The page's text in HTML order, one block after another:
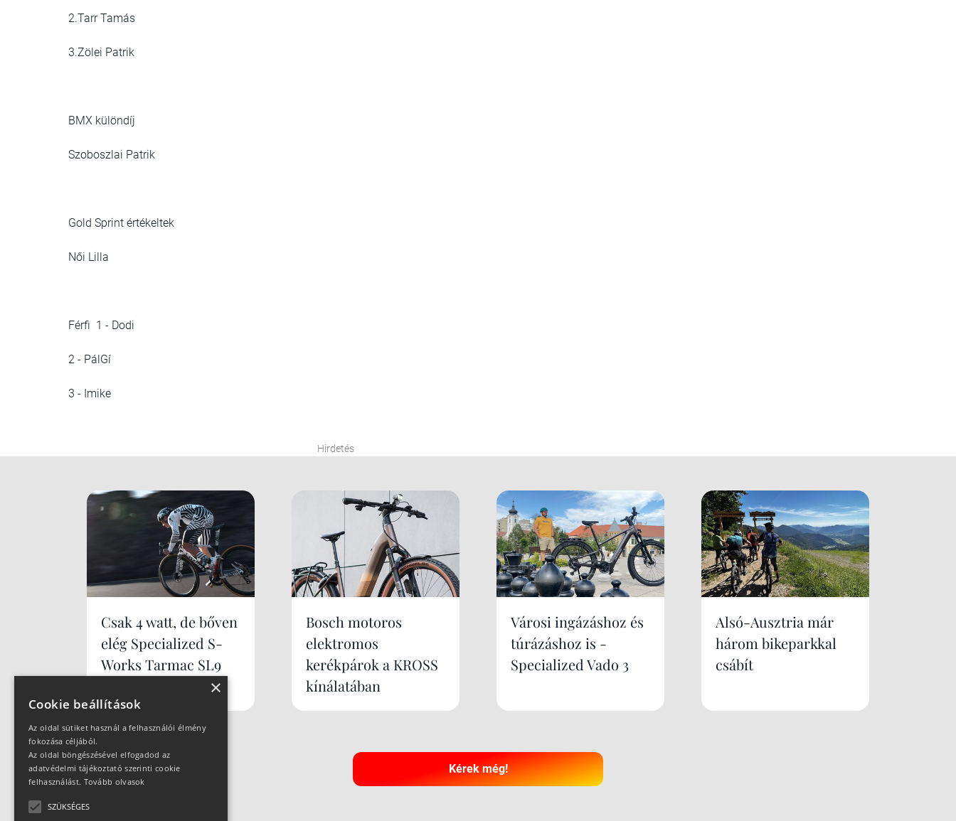
2.Tarr Tamás
3.Zölei Patrik
BMX különdíj
Szoboszlai Patrik
Gold Sprint értékeltek
Női Lilla
Férfi 1 - Dodi
2 - PálGí
3 - Imike
Hirdetés
Csak 4 watt, de bőven
elég Specialized S-
Works Tarmac SL9
Bosch motoros
elektromos
kerékpárok a KROSS
kínálatában
Városi ingázáshoz és
túrázáshoz is -
Specialized Vado 3
Alsó-Ausztria már
három bikeparkkal
csábít
Kérek még!
×
Cookie beállítások
Az oldal sütiket használ a felhasználói élmény
fokozása céljából.
Az oldal böngészésével elfogadod az
adatvédelmi tájékoztató szerinti cookie
felhasználást. Tovább olvasok
SZÜKSÉGES